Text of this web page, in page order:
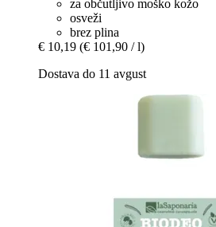
za občutljivo moško kožo
osveži
brez plina
€ 10,19 (€ 101,90 / l)
Dostava do 11 avgust